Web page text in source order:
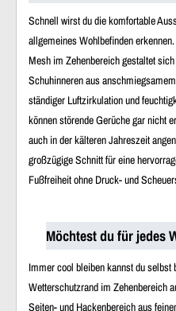
Schnell wirst du die komfortable
allgemeines Wohlbefinden
Mesh im Zehenbereich gestaltet
Schuhinneren aus
ständiger Luftzirkulation und
können störende Gerüche gar nicht
auch in der kälteren Jahreszeit
großzügige Schnitt für eine
Fußfreiheit ohne Druck- und
Möchtest du für jedes
Immer cool bleiben kannst du
Wetterschutzrand im Zehenbereich
Seiten- und Hackenbereich aus